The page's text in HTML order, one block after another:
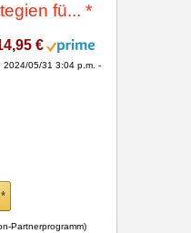
fü...*
€
2024/05/31 3:04 p.m. -
Partnerprogramm)